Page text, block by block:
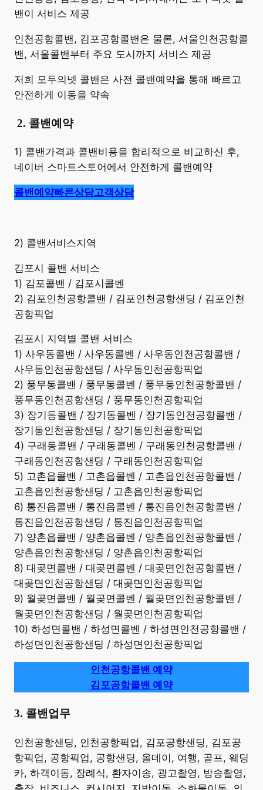
밴이 서비스 제공
인천공항콜밴, 김포공항콜밴은 물론, 서울인천공항콜
밴, 서울콜밴부터 주요 도시까지 서비스 제공
저희 모두의넷 콜밴은 사전 콜밴예약을 통해 빠르고
안전하게 이동을 약속
2. 콜밴예약
1) 콜밴가격과 콜밴비용을 합리적으로 비교하신 후,
네이버 스마트스토어에서 안전하게 콜밴예약
콜밴예약빠른상담고객상담
2) 콜밴서비스지역
김포시 콜밴 서비스
1) 김포콜밴 / 김포시콜벤
2) 김포인천공항콜밴 / 김포인천공항샌딩 / 김포인천
공항픽업
김포시 지역별 콜밴 서비스
1) 사우동콜밴 / 사우동콜벤 / 사우동인천공항콜밴 /
사우동인천공항샌딩 / 사우동인천공항픽업
2) 풍무동콜밴 / 풍무동콜벤 / 풍무동인천공항콜밴 /
풍무동인천공항샌딩 / 풍무동인천공항픽업
3) 장기동콜밴 / 장기동콜벤 / 장기동인천공항콜밴 /
장기동인천공항샌딩 / 장기동인천공항픽업
4) 구래동콜밴 / 구래동콜벤 / 구래동인천공항콜밴 /
구래동인천공항샌딩 / 구래동인천공항픽업
5) 고촌읍콜밴 / 고촌읍콜벤 / 고촌읍인천공항콜밴 /
고촌읍인천공항샌딩 / 고촌읍인천공항픽업
6) 통진읍콜밴 / 통진읍콜벤 / 통진읍인천공항콜밴 /
통진읍인천공항샌딩 / 통진읍인천공항픽업
7) 양촌읍콜밴 / 양촌읍콜벤 / 양촌읍인천공항콜밴 /
양촌읍인천공항샌딩 / 양촌읍인천공항픽업
8) 대곶면콜밴 / 대곶면콜벤 / 대곶면인천공항콜밴 /
대곶면인천공항샌딩 / 대곶면인천공항픽업
9) 월곶면콜밴 / 월곶면콜벤 / 월곶면인천공항콜밴 /
월곶면인천공항샌딩 / 월곶면인천공항픽업
10) 하성면콜밴 / 하성면콜벤 / 하성면인천공항콜밴 /
하성면인천공항샌딩 / 하성면인천공항픽업
인천공항콜밴 예약
김포공항콜밴 예약
3. 콜밴업무
​인천공항샌딩, 인천공항픽업, 김포공항샌딩, 김포공
항픽업, 공항픽업, 공항샌딩, 올데이, 여행, 골프, 웨딩
카, 하객이동, 장례식, 환자이송, 광고촬영, 방송촬영,